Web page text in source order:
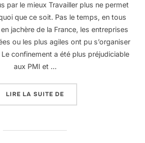
par le mieux Travailler plus ne permet
que ce soit. Pas le temps, en tous
jachère de la France, les entreprises
ou les plus agiles ont pu s’organiser
confinement a été plus préjudiciable
aux PMI et …
LIRE LA SUITE DE